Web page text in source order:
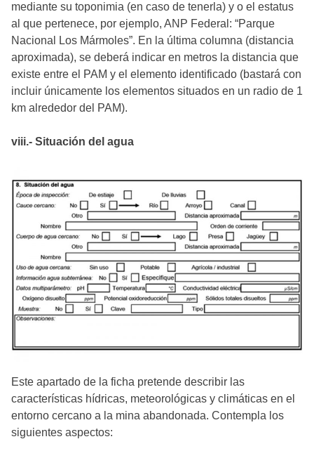
mediante su toponimia (en caso de tenerla) y o el estatus
al que pertenece, por ejemplo, ANP Federal: “Parque
Nacional Los Mármoles”. En la última columna (distancia
aproximada), se deberá indicar en metros la distancia que
existe entre el PAM y el elemento identificado (bastará con
incluir únicamente los elementos situados en un radio de 1
km alrededor del PAM).
viii.- Situación del agua
Este apartado de la ficha pretende describir las
características hídricas, meteorológicas y climáticas en el
entorno cercano a la mina abandonada. Contempla los
siguientes aspectos: